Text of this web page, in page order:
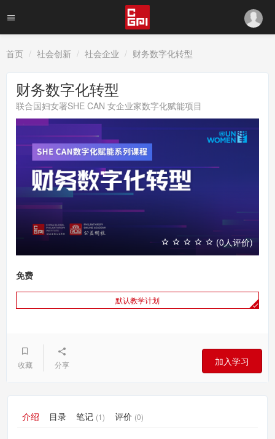
首页 社会创新 社会企业 财务数字化转型
财务数字化转型
联合国妇女署SHE CAN 女企业家数字化赋能项目
(0人评价)
免费
默认教学计划
收藏 分享 加入学习
介绍 目录 笔记 (1) 评价 (0)